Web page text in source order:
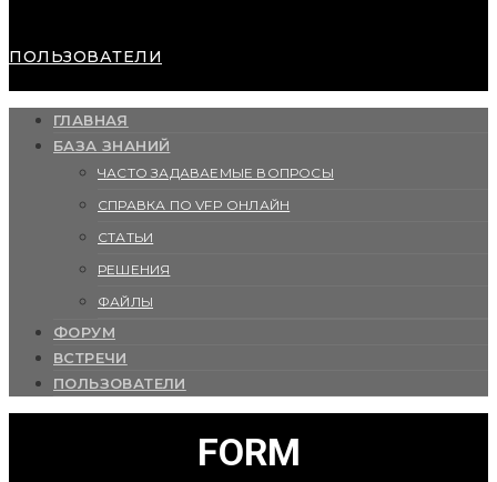
ПОЛЬЗОВАТЕЛИ
ГЛАВНАЯ
БАЗА ЗНАНИЙ
ЧАСТО ЗАДАВАЕМЫЕ ВОПРОСЫ
СПРАВКА ПО VFP ОНЛАЙН
СТАТЬИ
РЕШЕНИЯ
ФАЙЛЫ
ФОРУМ
ВСТРЕЧИ
ПОЛЬЗОВАТЕЛИ
FORM